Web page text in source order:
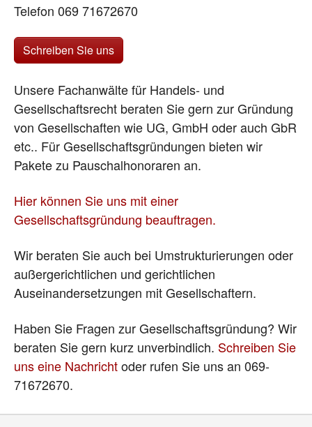
Telefon 069 71672670
Schreiben Sie uns
Unsere Fachanwälte für Handels- und
Gesellschaftsrecht beraten Sie gern zur Gründung
von Gesellschaften wie UG, GmbH oder auch GbR
etc.. Für Gesellschaftsgründungen bieten wir
Pakete zu Pauschalhonoraren an.
Hier können Sie uns mit einer
Gesellschaftsgründung beauftragen.
Wir beraten Sie auch bei Umstrukturierungen oder
außergerichtlichen und gerichtlichen
Auseinandersetzungen mit Gesellschaftern.
Haben Sie Fragen zur Gesellschaftsgründung? Wir
beraten Sie gern kurz unverbindlich. Schreiben Sie
uns eine Nachrichtoder rufen Sie uns an 069-
71672670.